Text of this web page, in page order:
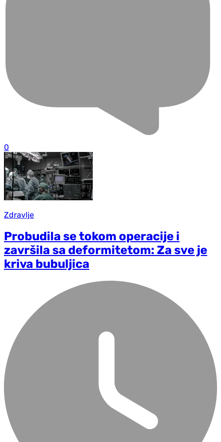
0
Zdravlje
Probudila se tokom operacije i
završila sa deformitetom: Za sve je
kriva bubuljica